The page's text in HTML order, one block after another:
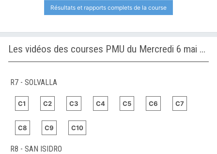
Résultats et rapports complets de la course
Les vidéos des courses PMU du Mercredi 6 mai 2026
R7 - SOLVALLA
C1 C2 C3 C4 C5 C6 C7
C8 C9 C10
R8 - SAN ISIDRO